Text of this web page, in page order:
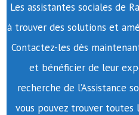
Les assistantes sociales de
à trouver des solutions et
Contactez-les dès
et bénéficier de leur
recherche de l’Assistance
vous pouvez trouver